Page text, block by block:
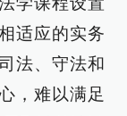
适应的实务
法、守法和
，难以满足